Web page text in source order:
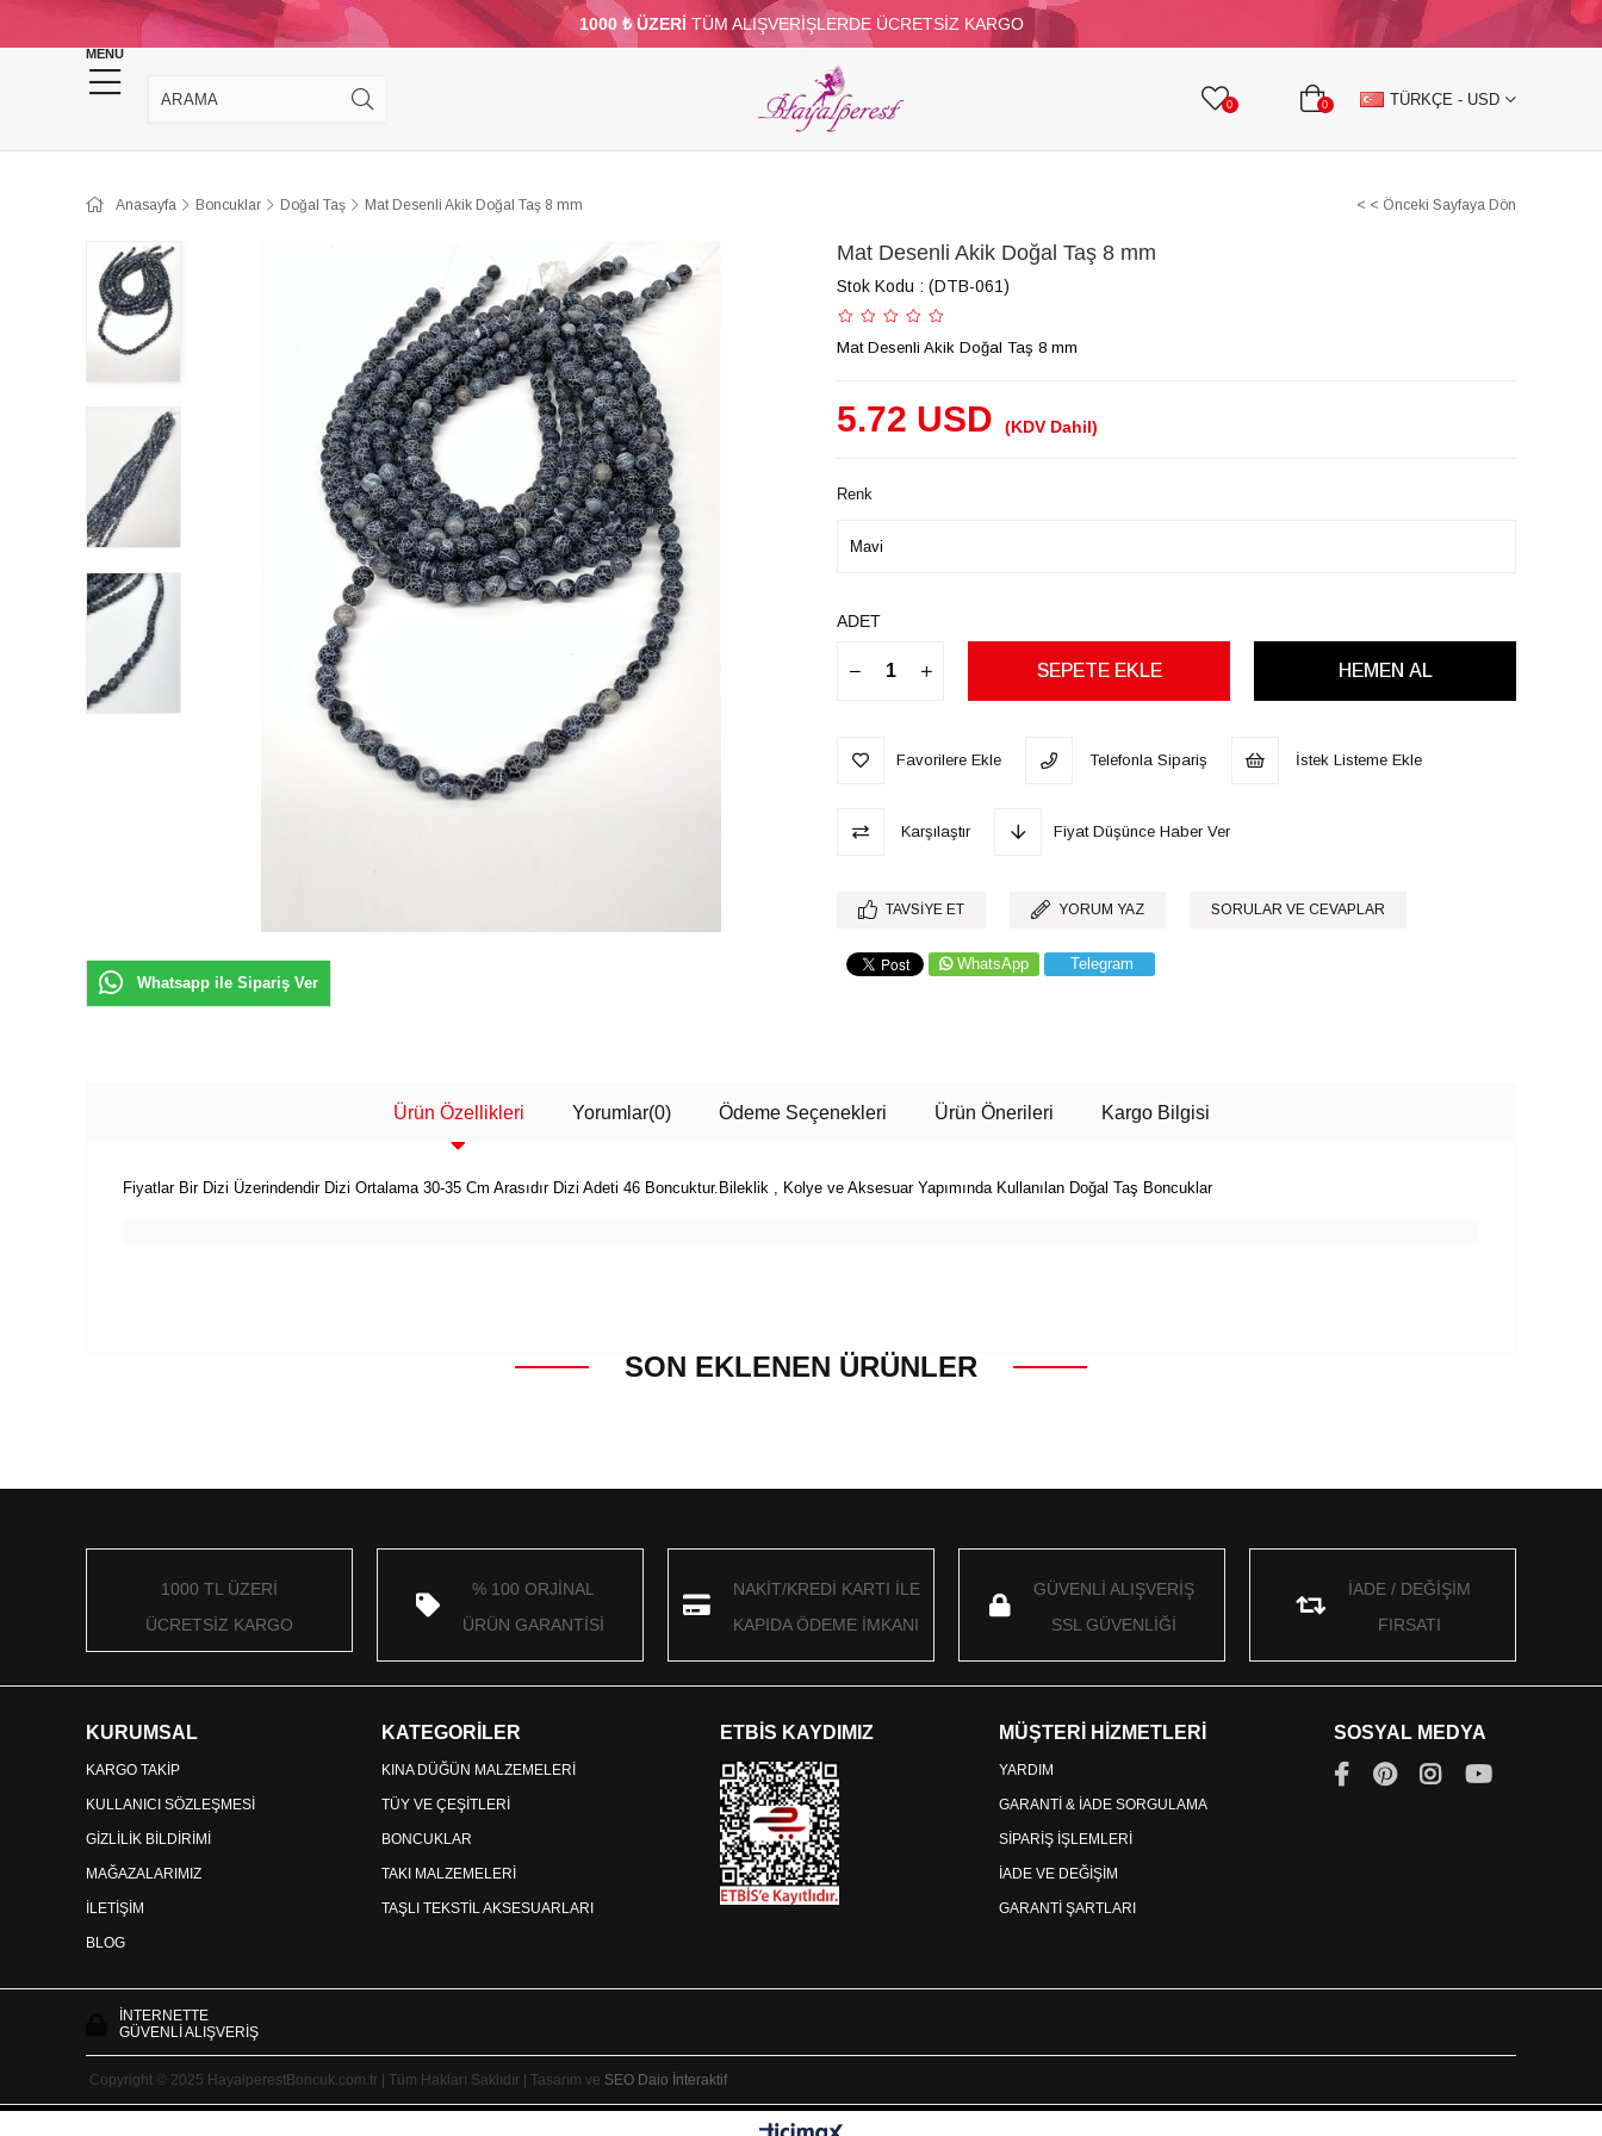
1000 ₺ ÜZERİ TÜM ALIŞVERİŞLERDE ÜCRETSİZ KARGO
MENU
0 0 TÜRKÇE - USD
KINA DÜĞÜN MALZEMELERİ TAKI MALZEMELERİ PARTİ VE SÜS MALZEMELERİ TÜY BONCUKLAR TAŞLI TEKSTİL AKSESUARLARI
TOPTAN DİĞER
Anasayfa Boncuklar Doğal Taş Mat Desenli Akik Doğal Taş 8 mm < < Önceki Sayfaya Dön
Whatsapp ile Sipariş Ver
Mat Desenli Akik Doğal Taş 8 mm
Stok Kodu (DTB-061)
Mat Desenli Akik Doğal Taş 8 mm
5.72 USD (KDV Dahil)
Renk
ADET
Favorilere Ekle Telefonla Sipariş İstek Listeme Ekle
Karşılaştır Fiyat Düşünce Haber Ver
TAVSIYE ET YORUM YAZ SORULAR VE CEVAPLAR
WhatsApp Telegram
Ürün Özellikleri Yorumlar(0) Ödeme Seçenekleri Ürün Önerileri Kargo Bilgisi
Fiyatlar Bir Dizi Üzerindendir Dizi Ortalama 30-35 Cm Arasıdır Dizi Adeti 46 Boncuktur.Bileklik , Kolye ve Aksesuar Yapımında Kullanılan Doğal Taş Boncuklar
SON EKLENEN ÜRÜNLER
1000 TL ÜZERİ
ÜCRETSİZ KARGO
% 100 ORJİNAL
ÜRÜN GARANTİSİ
NAKİT/KREDİ KARTI İLE
KAPIDA ÖDEME İMKANI
GÜVENLİ ALIŞVERİŞ
SSL GÜVENLİĞİ
İADE / DEĞİŞİM
FIRSATI
KURUMSAL
KARGO TAKİP
KULLANICI SÖZLEŞMESİ
GİZLİLİK BİLDİRİMİ
MAĞAZALARIMIZ
İLETİŞİM
BLOG
KATEGORİLER
KINA DÜĞÜN MALZEMELERİ
TÜY VE ÇEŞİTLERİ
BONCUKLAR
TAKI MALZEMELERİ
TAŞLI TEKSTİL AKSESUARLARI
ETBİS KAYDIMIZ MÜŞTERİ HİZMETLERİ
YARDIM
GARANTİ & İADE SORGULAMA
SİPARİŞ İŞLEMLERİ
İADE VE DEĞİŞİM
GARANTİ ŞARTLARI
SOSYAL MEDYA
İNTERNETTE
GÜVENLİ ALIŞVERİŞ
Copyright © 2025 HayalperestBoncuk.com.tr | Tüm Hakları Saklıdır | Tasarım ve SEO Daio İnteraktif